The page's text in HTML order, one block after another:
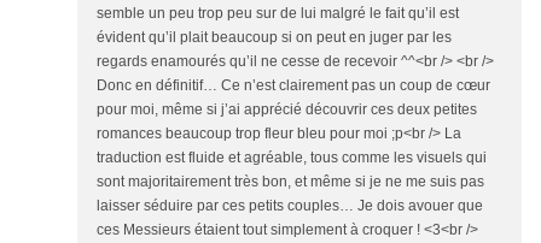
semble un peu trop peu sur de lui malgré le fait qu’il est
évident qu’il plait beaucoup si on peut en juger par les
regards enamourés qu’il ne cesse de recevoir ^^<br /> <br />
Donc en définitif… Ce n’est clairement pas un coup de cœur
pour moi, même si j’ai apprécié découvrir ces deux petites
romances beaucoup trop fleur bleu pour moi ;p<br /> La
traduction est fluide et agréable, tous comme les visuels qui
sont majoritairement très bon, et même si je ne me suis pas
laisser séduire par ces petits couples… Je dois avouer que
ces Messieurs étaient tout simplement à croquer ! <3<br />